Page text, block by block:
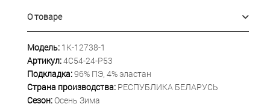
О товаре
Модель: 1К-12738-1
Артикул:4С54-24-Р53
Подкладка:96% ПЭ, 4% эластан
Страна производства: РЕСПУБЛИКА БЕЛАРУСЬ
Сезон:Осень Зима